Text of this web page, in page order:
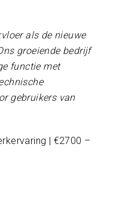
als de nieuwe
groeiende bedrijf
functie met
gebruikers van
| €2700 –